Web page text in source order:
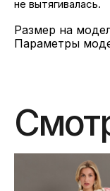
не вытягивалась.
Размер на
Параметры